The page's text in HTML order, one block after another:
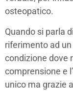
osteopatico.
Quando si parla
riferimento ad
condizione dove
comprensione e
unico ma grazie